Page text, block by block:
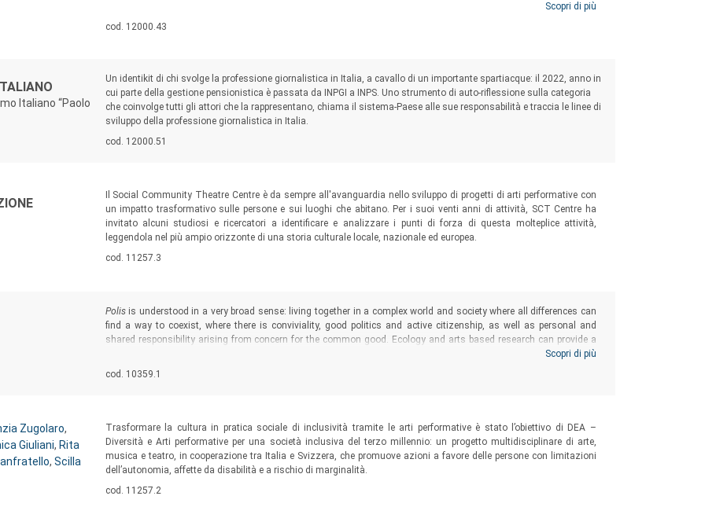
Scopri di più
Codice libro:
cod. 12000.43
Italiano “Paolo
Sommario:
Un identikit di chi svolge la professione giornalistica in Italia, a cavallo di un importante spartiacque: il 2022, anno in
cui parte della gestione pensionistica è passata da INPGI a INPS. Uno strumento di auto-riflessione sulla categoria
che coinvolge tutti gli attori che la rappresentano, chiama il sistema-Paese alle sue responsabilità e traccia le linee di
sviluppo della professione giornalistica in Italia.
Codice libro:
cod. 12000.51
Sommario:
Il Social Community Theatre Centre è da sempre all'avanguardia nello sviluppo di progetti di arti performative con
un impatto trasformativo sulle persone e sui luoghi che abitano. Per i suoi venti anni di attività, SCT Centre ha
invitato alcuni studiosi e ricercatori a identificare e analizzare i punti di forza di questa molteplice attività,
leggendola nel più ampio orizzonte di una storia culturale locale, nazionale ed europea.
Codice libro:
cod. 11257.3
Sommario:
Polisis understood in a very broad sense: living together in a complex world and society where all differences can
find a way to coexist, where there is conviviality, good politics and active citizenship, as well as personal and
shared responsibility arising from concern for the common good. Ecology and arts based research can provide a
framework for individual and collective learning, with the aim of defining and constructing an inclusive and
sustainable polis.
Scopri di più
Codice libro:
cod. 10359.1
Zugolaro,
Giuliani, Rita
, Scilla
Sommario:
Trasformare la cultura in pratica sociale di inclusività tramite le arti performative è stato l’obiettivo di DEA –
Diversità e Arti performative per una società inclusiva del terzo millennio: un progetto multidisciplinare di arte,
musica e teatro, in cooperazione tra Italia e Svizzera, che promuove azioni a favore delle persone con limitazioni
dell’autonomia, affette da disabilità e a rischio di marginalità.
Codice libro:
cod. 11257.2